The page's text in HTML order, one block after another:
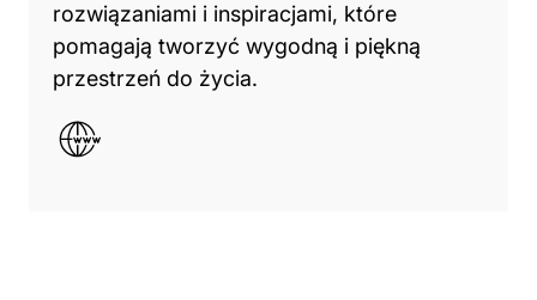
rozwiązaniami i inspiracjami, które
pomagają tworzyć wygodną i piękną
przestrzeń do życia.